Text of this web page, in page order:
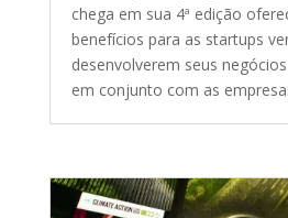
chega em sua 4ª edição
benefícios para as startups
desenvolverem seus
em conjunto com as